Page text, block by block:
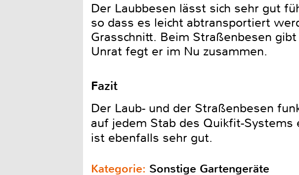
Der Laubbesen lässt sich sehr gut
so dass es leicht abtransportiert
Grasschnitt. Beim Straßenbesen
Unrat fegt er im Nu zusammen.
Fazit
Der Laub- und der Straßenbesen
auf jedem Stab des Quikfit-
ist ebenfalls sehr gut.
Kategorie: Sonstige Gartengeräte